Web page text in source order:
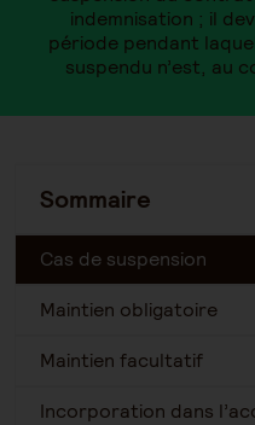
indemnisation ; il
période pendant
suspendu n’est, au
Sommaire
Cas de suspension
Maintien obligatoire
Maintien facultatif
Incorporation dans